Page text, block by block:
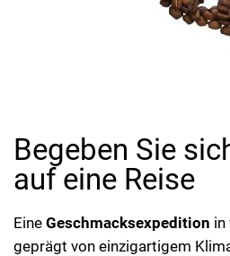
Begeben Sie
auf eine Reise
Eine Geschmacksexpedition in
geprägt von einzigartigem